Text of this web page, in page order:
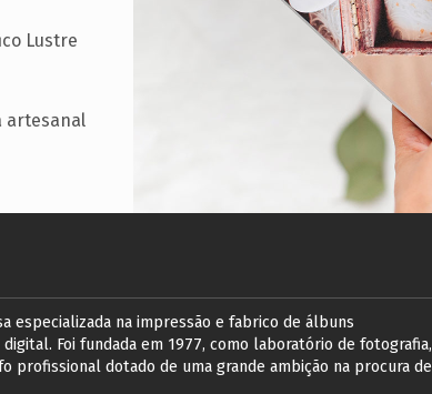
Lustre
artesanal
especializada na impressão e fabrico de álbuns
Foi fundada em 1977, como laboratório de fotografia,
profissional dotado de uma grande ambição na procura de